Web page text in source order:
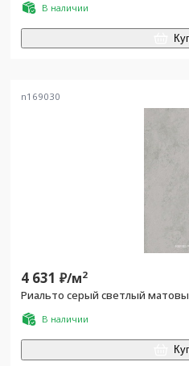
В наличии
n169030
4 631 ₽/м2
Риальто серый светлый
В наличии